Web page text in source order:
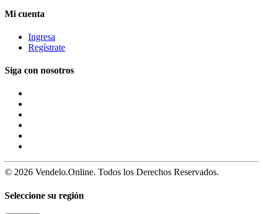
Mi cuenta
Ingresa
Regístrate
Siga con nosotros
© 2026 Vendelo.Online. Todos los Derechos Reservados.
Seleccione su región